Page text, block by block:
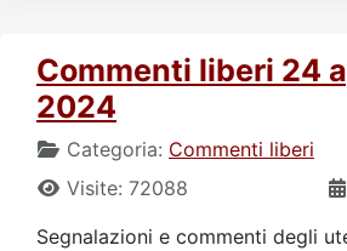
Commenti liberi 24
2024
Categoria: Commenti liberi
Visite: 72088
Segnalazioni e commenti degli